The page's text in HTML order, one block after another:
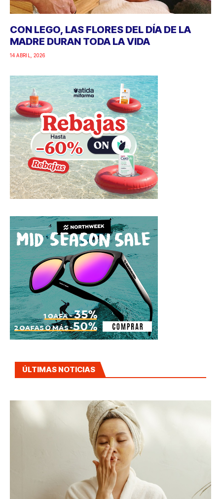
CON LEGO, LAS FLORES DEL DÍA DE LA
MADRE DURAN TODA LA VIDA
14 ABRIL, 2026
ÚLTIMAS NOTICIAS